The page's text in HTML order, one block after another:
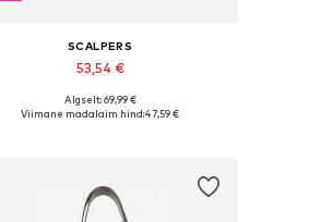
SCALPERS
53,54 €
Saadaolevad suurused: One Size
Algselt: 69,99 €
Viimane madalaim hind:47,59 €